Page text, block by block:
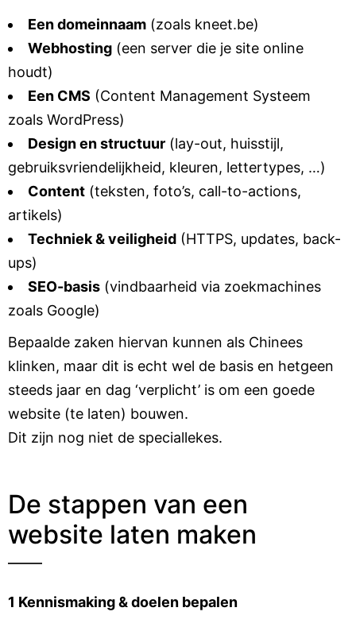
Een domeinnaam (zoals kneet.be)
Webhosting (een server die je site online
houdt)
Een CMS (Content Management Systeem
zoals WordPress)
Design en structuur (lay-out, huisstijl,
gebruiksvriendelijkheid, kleuren, lettertypes, …)
Content (teksten, foto’s, call-to-actions,
artikels)
Techniek & veiligheid (HTTPS, updates, back-
ups)
SEO-basis (vindbaarheid via zoekmachines
zoals Google)
Bepaalde zaken hiervan kunnen als Chinees
klinken, maar dit is echt wel de basis en hetgeen
steeds jaar en dag ‘verplicht’ is om een goede
website (te laten) bouwen.
Dit zijn nog niet de speciallekes.
De stappen van een
website laten maken
1 Kennismaking & doelen bepalen